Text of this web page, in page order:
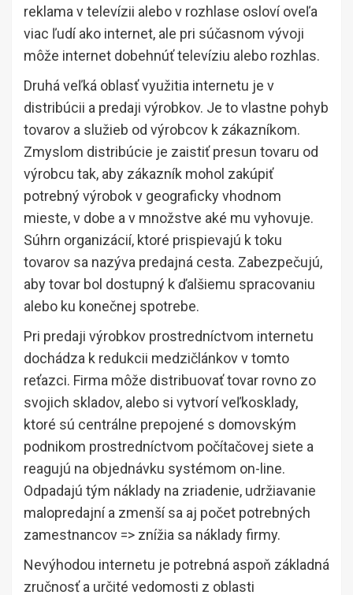
reklama v televízii alebo v rozhlase osloví oveľa
viac ľudí ako internet, ale pri súčasnom vývoji
môže internet dobehnúť televíziu alebo rozhlas.
Druhá veľká oblasť využitia internetu je v
distribúcii a predaji výrobkov. Je to vlastne pohyb
tovarov a služieb od výrobcov k zákazníkom.
Zmyslom distribúcie je zaistiť presun tovaru od
výrobcu tak, aby zákazník mohol zakúpiť
potrebný výrobok v geograficky vhodnom
mieste, v dobe a v množstve aké mu vyhovuje.
Súhrn organizácií, ktoré prispievajú k toku
tovarov sa nazýva predajná cesta. Zabezpečujú,
aby tovar bol dostupný k ďalšiemu spracovaniu
alebo ku konečnej spotrebe.
Pri predaji výrobkov prostredníctvom internetu
dochádza k redukcii medzičlánkov v tomto
reťazci. Firma môže distribuovať tovar rovno zo
svojich skladov, alebo si vytvorí veľkosklady,
ktoré sú centrálne prepojené s domovským
podnikom prostredníctvom počítačovej siete a
reagujú na objednávku systémom on-line.
Odpadajú tým náklady na zriadenie, udržiavanie
malopredajní a zmenší sa aj počet potrebných
zamestnancov => znížia sa náklady firmy.
Nevýhodou internetu je potrebná aspoň základná
zručnosť a určité vedomosti z oblasti